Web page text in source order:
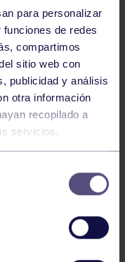
para personalizar
de redes
compartimos
sitio web con
publicidad y análisis
otra información
recopilado a
servicios.